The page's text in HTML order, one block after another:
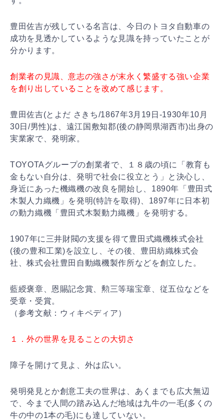
豊田佐吉が残している名言は、今日のトヨタ自動車の
成功を見透かしているような見識を持っていたことが
分かります。
創業者の見識、意志の強さが末永く繁盛する強い企業
を創り出していることを改めて感じます。
豊田佐吉(とよだ さきち/1867年3月19日-1930年10月
30日/男性)は、遠江国敷知郡(後の静岡県湖西市)出身の
実業家で、発明家。
TOYOTAグループの創業者で、１８歳の頃に「教育も
金もない自分は、発明で社会に役立とう」と決心し、
身近にあった機織機の改良を開始し、1890年「豊田式
木製人力織機」を発明(特許を取得)、1897年に日本初
の動力織機「豊田式木製動力織機」を発明する。
1907年に三井財閥の支援を得て豊田式織機株式会社
(後の豊和工業)を設立し、その後、豊田紡織株式会
社、株式会社豊田自動織機製作所などを創立した。
藍綬褒章、恩賜記念賞、勲三等瑞宝章、従五位などを
受章・受賞。
（参考文献：ウィキペディア）
１．外の世界を見ることの大切さ
障子を開けて見よ、外は広い。
発明発見とか創意工夫の世界は、あくまでも広大無辺
で、今まで人間の踏み込んだ地域は九牛の一毛(多くの
牛の中の1本の毛)にも達していない。